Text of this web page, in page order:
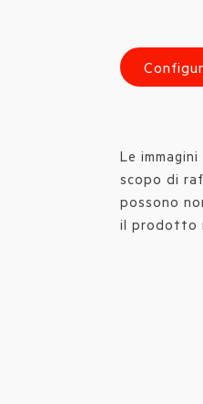
Le
scopo di
possono
il prodotto